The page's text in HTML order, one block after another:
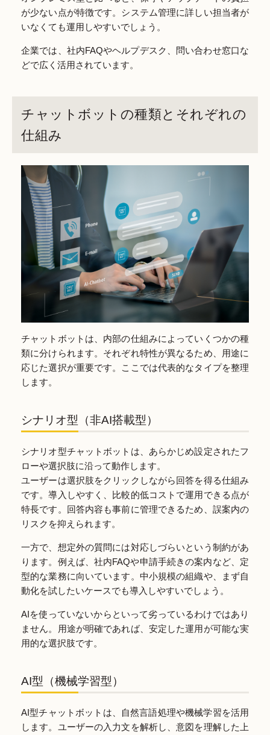
が少ない点が特徴です。システム管理に詳しい担当者が
いなくても運用しやすいでしょう。
企業では、社内FAQやヘルプデスク、問い合わせ窓口な
どで広く活用されています。
チャットボットの種類とそれぞれの
仕組み
チャットボットは、内部の仕組みによっていくつかの種
類に分けられます。それぞれ特性が異なるため、用途に
応じた選択が重要です。ここでは代表的なタイプを整理
します。
シナリオ型（非AI搭載型）
シナリオ型チャットボットは、あらかじめ設定されたフ
ローや選択肢に沿って動作します。
ユーザーは選択肢をクリックしながら回答を得る仕組み
です。導入しやすく、比較的低コストで運用できる点が
特長です。回答内容も事前に管理できるため、誤案内の
リスクを抑えられます。
一方で、想定外の質問には対応しづらいという制約があ
ります。例えば、社内FAQや申請手続きの案内など、定
型的な業務に向いています。中小規模の組織や、まず自
動化を試したいケースでも導入しやすいでしょう。
AIを使っていないからといって劣っているわけではあり
ません。用途が明確であれば、安定した運用が可能な実
用的な選択肢です。
AI型（機械学習型）
AI型チャットボットは、自然言語処理や機械学習を活用
します。ユーザーの入力文を解析し、意図を理解した上